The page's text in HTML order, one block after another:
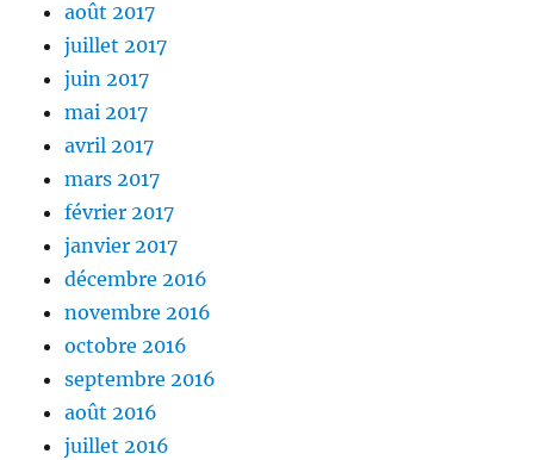
août 2017
juillet 2017
juin 2017
mai 2017
avril 2017
mars 2017
février 2017
janvier 2017
décembre 2016
novembre 2016
octobre 2016
septembre 2016
août 2016
juillet 2016